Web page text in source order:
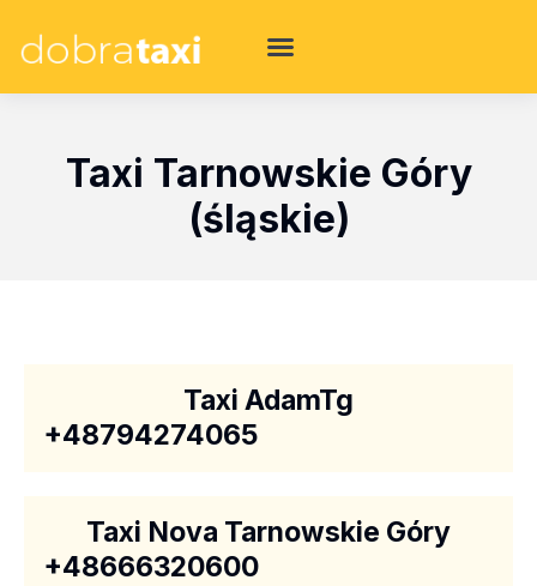
Taxi Tarnowskie Góry
(śląskie)
Taxi AdamTg
+48794274065
Taxi Nova Tarnowskie Góry
+48666320600